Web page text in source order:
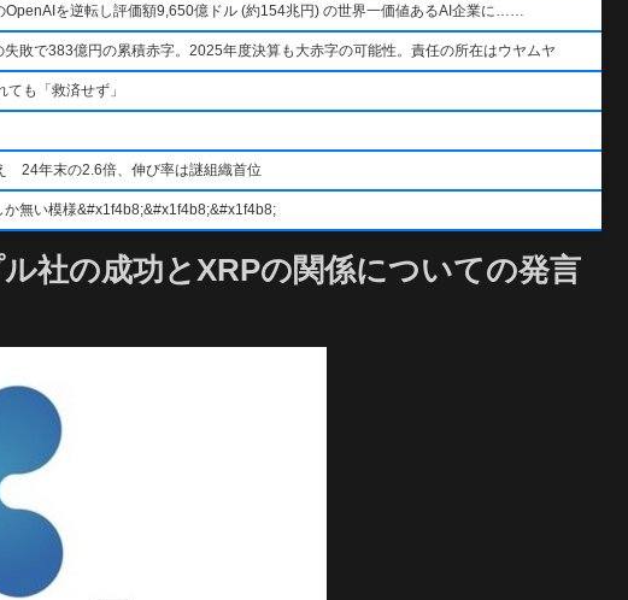
OpenAIを逆転し評価額9,650億ドル (約154兆円) の世界一価値あるAI企業に……
敗で383億円の累積赤字。2025年度決算も大赤字の可能性。責任の所在はウヤムヤ
も「救済せず」
24年末の2.6倍、伸び率は謎組織首位
か無い模様&#x1f4b8;&#x1f4b8;&#x1f4b8;
社の成功とXRPの関係についての発言